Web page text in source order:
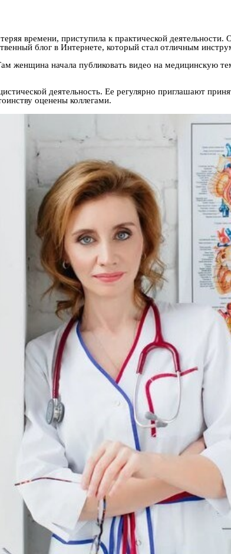
времени, приступила к практической деятельности.
блог в Интернете, который стал отличным
женщина начала публиковать видео на медицинскую
деятельность. Ее регулярно приглашают
оценены коллегами.